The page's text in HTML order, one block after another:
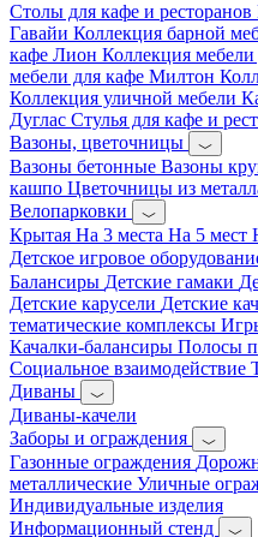
Cтолы для кафе и ресторанов
Гавайи Коллекция барной
кафе Лион Коллекция
мебели для кафе Милтон
Коллекция уличной мебели
Дуглас Стулья для кафе и
Вазоны, цветочницы
Вазоны бетонные Вазоны
кашпо Цветочницы из
Велопарковки
Крытая На 3 места На 5 мест
Детское игровое
Балансиры Детские гамаки
Детские карусели Детские
тематические комплексы
Качалки-балансиры Полосы
Социальное взаимодействие
Диваны
Диваны-качели
Заборы и ограждения
Газонные ограждения
металлические Уличные
Индивидуальные изделия
Информационный стенд